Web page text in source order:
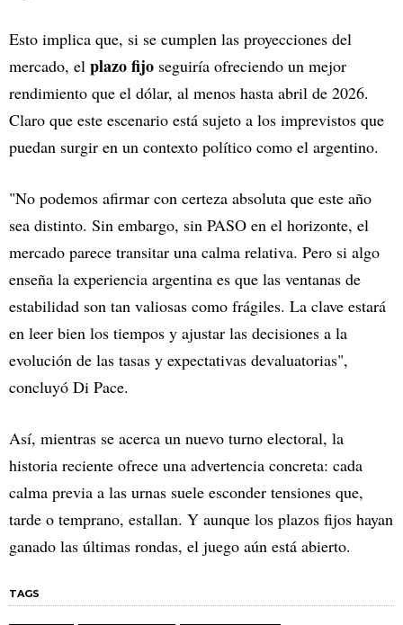
Esto implica que, si se cumplen las proyecciones del
mercado, el plazo fijo seguiría ofreciendo un mejor
rendimiento que el dólar, al menos hasta abril de 2026.
Claro que este escenario está sujeto a los imprevistos que
puedan surgir en un contexto político como el argentino.
"No podemos afirmar con certeza absoluta que este año
sea distinto. Sin embargo, sin PASO en el horizonte, el
mercado parece transitar una calma relativa. Pero si algo
enseña la experiencia argentina es que las ventanas de
estabilidad son tan valiosas como frágiles. La clave estará
en leer bien los tiempos y ajustar las decisiones a la
evolución de las tasas y expectativas devaluatorias",
concluyó Di Pace.
Así, mientras se acerca un nuevo turno electoral, la
historia reciente ofrece una advertencia concreta: cada
calma previa a las urnas suele esconder tensiones que,
tarde o temprano, estallan. Y aunque los plazos fijos hayan
ganado las últimas rondas, el juego aún está abierto.
TAGS